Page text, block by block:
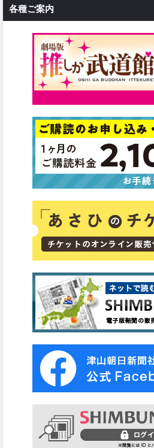
各種ご案内